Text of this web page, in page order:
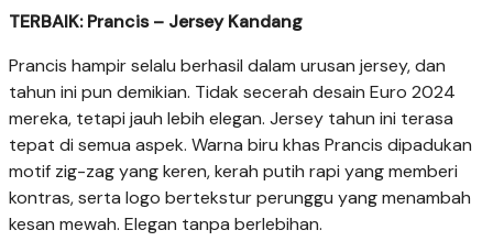
TERBAIK: Prancis – Jersey Kandang
Prancis hampir selalu berhasil dalam urusan jersey, dan
tahun ini pun demikian. Tidak secerah desain Euro 2024
mereka, tetapi jauh lebih elegan. Jersey tahun ini terasa
tepat di semua aspek. Warna biru khas Prancis dipadukan
motif zig-zag yang keren, kerah putih rapi yang memberi
kontras, serta logo bertekstur perunggu yang menambah
kesan mewah. Elegan tanpa berlebihan.